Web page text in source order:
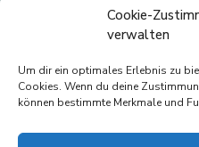
Cookie-
verwalten
Um dir ein optimales Erlebnis zu
Cookies. Wenn du deine
können bestimmte Merkmale und
Impressum
Newsletter